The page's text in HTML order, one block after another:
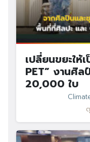
เปลี่ยนขยะให้
PET” งานศิ
20,000 ใบ